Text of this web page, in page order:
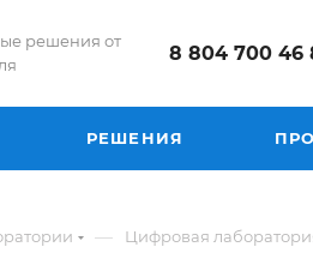
решения от
8 804 700 46
РЕШЕНИЯ
— Цифровая